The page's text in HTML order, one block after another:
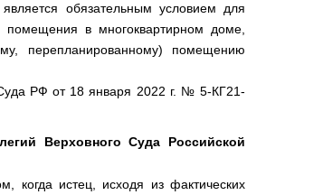
обязательным условием для
помещения в многоквартирном доме,
перепланированному) помещению
РФ от 18 января 2022 г. № 5-КГ21-
Верховного Суда Российской
когда истец, исходя из фактических